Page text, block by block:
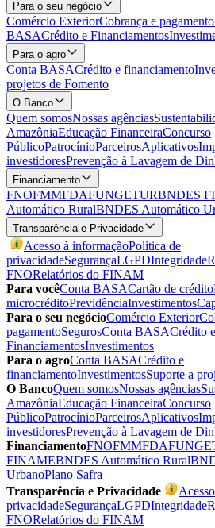
Para o seu negócio
Comércio ExteriorCobrança e pagamento
BASACrédito e Financiamentos
Para o agro
Conta BASACrédito e financiamento
projetos de Fomento
O Banco
Quem somosNossas agências
AmazôniaEducação FinanceiraConcurso
PúblicoPatrocínioParceirosAplicativos
investidoresPrevenção à Lavagem de
Financiamento
FNOFMMFDAFUNGETURBNDES
Automático RuralBNDES Automático
Transparência e Privacidade
Acesso à informaçãoPolítica de
privacidadeSegurançaLGPDIntegridade
FNORelatórios do FINAM
Para vocêConta BASACartão de crédito
microcréditoPrevidênciaInvestimentos
Para o seu negócioComércio Exterior
pagamentoSegurosConta BASACrédito e
FinanciamentosInvestimentos
Para o agroConta BASACrédito e
financiamentoInvestimentosSuporte a
O BancoQuem somosNossas agências
AmazôniaEducação FinanceiraConcurso
PúblicoPatrocínioParceirosAplicativos
investidoresPrevenção à Lavagem de
FinanciamentoFNOFMMFDA
FINAMEBNDES Automático Rural
UrbanoPlano Safra
Transparência e Privacidade
privacidadeSegurançaLGPDIntegridade
FNORelatórios do FINAM